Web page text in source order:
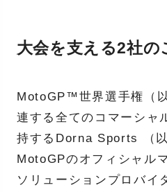
大会を支える2社の
MotoGP™世界選手権（
連する全てのコマーシャ
持するDorna Sports （
MotoGPのオフィシャル
ソリューションプロバイ